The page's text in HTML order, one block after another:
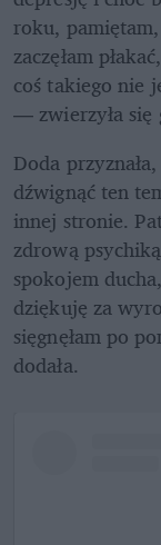
roku,
zaczęłam
coś takiego nie
— zwierzyła się
Doda
dźwignąć ten
innej stronie.
zdrową
spokojem
dziękuję za
sięgnęłam po
dodała.